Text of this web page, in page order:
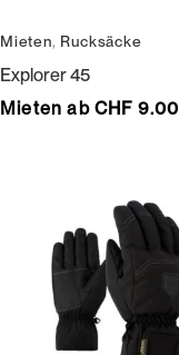
Mieten, Rucksäcke
Explorer 45
Mieten ab CHF 9.00